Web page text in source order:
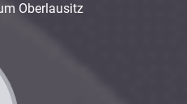
Oberlausitz